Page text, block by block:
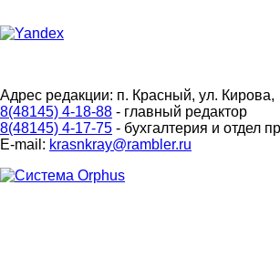
Адрес редакции: п. Красный, ул. Кирова,
8(48145) 4-18-88 - главный редактор
8(48145) 4-17-75 - бухгалтерия и отдел
E-mail: krasnkray@rambler.ru